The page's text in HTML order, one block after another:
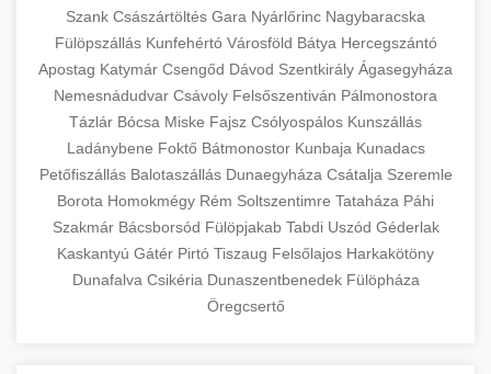
Szank Császártöltés Gara Nyárlőrinc Nagybaracska
Fülöpszállás Kunfehértó Városföld Bátya Hercegszántó
Apostag Katymár Csengőd Dávod Szentkirály Ágasegyháza
Nemesnádudvar Csávoly Felsőszentiván Pálmonostora
Tázlár Bócsa Miske Fajsz Csólyospálos Kunszállás
Ladánybene Foktő Bátmonostor Kunbaja Kunadacs
Petőfiszállás Balotaszállás Dunaegyháza Csátalja Szeremle
Borota Homokmégy Rém Soltszentimre Tataháza Páhi
Szakmár Bácsborsód Fülöpjakab Tabdi Uszód Géderlak
Kaskantyú Gátér Pirtó Tiszaug Felsőlajos Harkakötöny
Dunafalva Csikéria Dunaszentbenedek Fülöpháza
Öregcsertő